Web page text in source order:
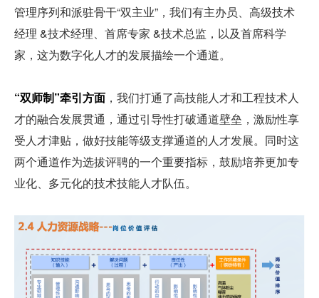
管理序列和派驻骨干“双主业”，我们有主办员、高级技术
经理 &技术经理、首席专家 &技术总监，以及首席科学
家，这为数字化人才的发展描绘一个通道。
“双师制”牵引方面 ，我们打通了高技能人才和工程技术人
才的融合发展贯通，通过引导性打破通道壁垒，激励性享
受人才津贴，做好技能等级支撑通道的人才发展。同时这
两个通道作为选拔评聘的一个重要指标，鼓励培养更加专
业化、多元化的技术技能人才队伍。